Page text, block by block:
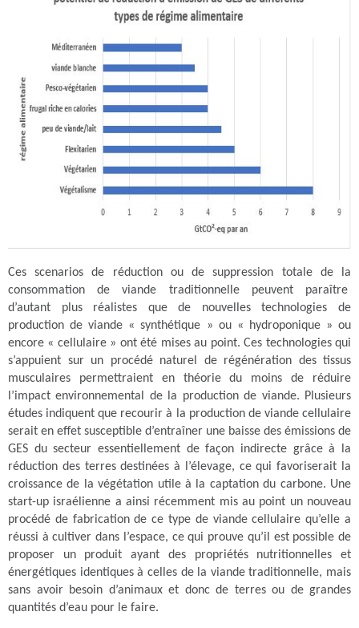
Ces scenarios de réduction ou de suppression totale de la
consommation de viande traditionnelle peuvent paraître
d’autant plus réalistes que de nouvelles technologies de
production de viande « synthétique » ou « hydroponique » ou
encore « cellulaire » ont été mises au point. Ces technologies qui
s’appuient sur un procédé naturel de régénération des tissus
musculaires permettraient en théorie du moins de réduire
l’impact environnemental de la production de viande. Plusieurs
études indiquent que recourir à la production de viande cellulaire
serait en effet susceptible d’entraîner une baisse des émissions de
GES du secteur essentiellement de façon indirecte grâce à la
réduction des terres destinées à l’élevage, ce qui favoriserait la
croissance de la végétation utile à la captation du carbone. Une
start-up israélienne a ainsi récemment mis au point un nouveau
procédé de fabrication de ce type de viande cellulaire qu’elle a
réussi à cultiver dans l’espace, ce qui prouve qu’il est possible de
proposer un produit ayant des propriétés nutritionnelles et
énergétiques identiques à celles de la viande traditionnelle, mais
sans avoir besoin d’animaux et donc de terres ou de grandes
quantités d’eau pour le faire.